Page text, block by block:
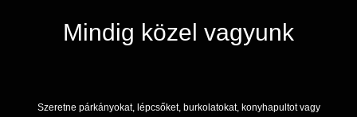
Mindig közel vagyunk
Szeretne párkányokat, lépcsőket, burkolatokat, konyhapultot vagy